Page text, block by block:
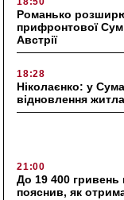
Романько
прифронтової
Австрії
18:28
Ніколаєнко: у
відновлення
21:00
До 19 400
пояснив, як